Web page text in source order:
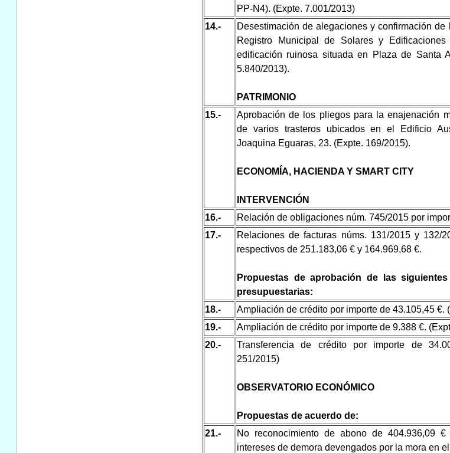
PP-N4). (Expte. 7.001/2013)
14.-
Desestimación de alegaciones y confirmación de
Registro Municipal de Solares y
edificación ruinosa situada en Plaza de Santa
5.840/2013).
PATRIMONIO
15.-
Aprobación de los pliegos para la enajenación
de varios trasteros ubicados en el Edificio
Joaquina Eguaras, 23. (Expte. 169/2015).
ECONOMÍA, HACIENDA Y SMART CITY
INTERVENCIÓN
16.- Relación de obligaciones núm. 745/2015 por
17.-
Relaciones de facturas núms. 131/2015 y 132/
respectivos de 251.183,06 € y 164.969,68 €.
Propuestas de aprobación de las
presupuestarias:
18.- Ampliación de crédito por importe de 43.105,45 €.
19.-
Ampliación de crédito por importe de 9.388 €.
20.-
Transferencia de crédito por importe de
251/2015)
OBSERVATORIO ECONÓMICO
Propuestas de acuerdo de:
21.-
No reconocimiento de abono de 404.936,09
intereses de demora devengados por la mora en